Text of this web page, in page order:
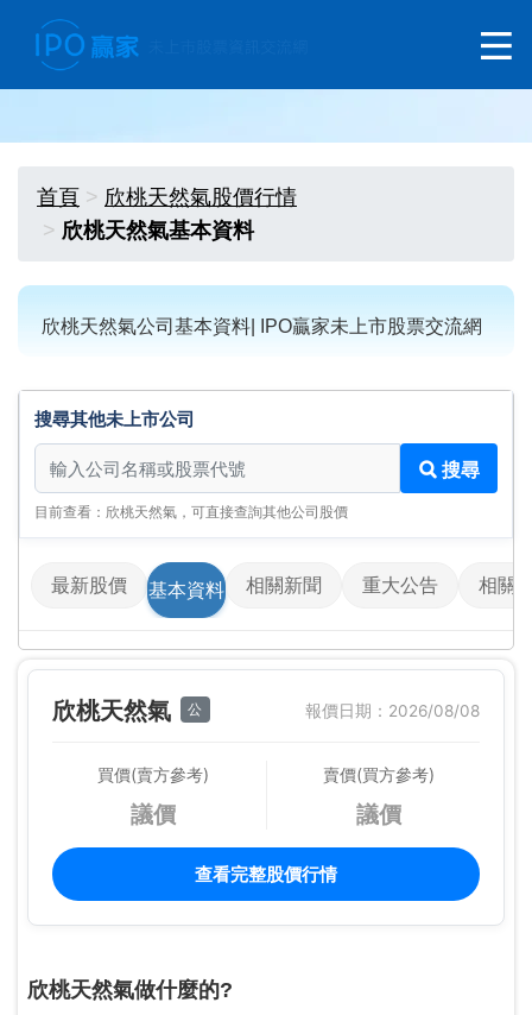
首頁
欣桃天然氣股價行情
欣桃天然氣基本資料
欣桃天然氣公司基本資料| IPO贏家未上市股票交流網
搜尋其他未上市公司
搜尋其他未上市公司
搜尋
目前查看：欣桃天然氣，可直接查詢其他公司股價
最新股價 基本資料 相關新聞 重大公告 相關
欣桃天然氣 公 報價日期：2026/08/08
買價(賣方參考)
議價
賣價(買方參考)
議價
查看完整股價行情
欣桃天然氣做什麼的?